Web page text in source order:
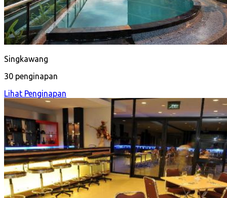
Singkawang
30 penginapan
Lihat Penginapan